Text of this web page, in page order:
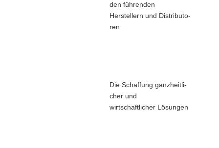
den füh­ren­den
Her­stel­lern und Dis­tri­bu­to­
ren
Die Schaf­fung ganz­heit­li­
cher und
wirt­schaft­li­cher Lösun­gen